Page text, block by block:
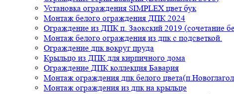
Установка ограждения SIMPLEX цвет бук
Монтаж белого ограждения ДПК 2024
Ограждение из ДПК п. Заокский 2019 (сочетание
Монтаж белого ограждения из дпк с подсветкой.
Ограждение дпк вокруг пруда
Крыльцо из ДПК для кирпичного дома
Ограждение ДПК коллекция Бавария
Монтаж ограждения дпк белого
Монтаж ограждения из дпк на крыльце